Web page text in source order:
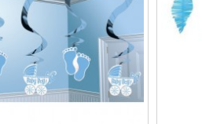
Ver MaisDecoração
Ver Mais
Grinaldas
Ver Mais